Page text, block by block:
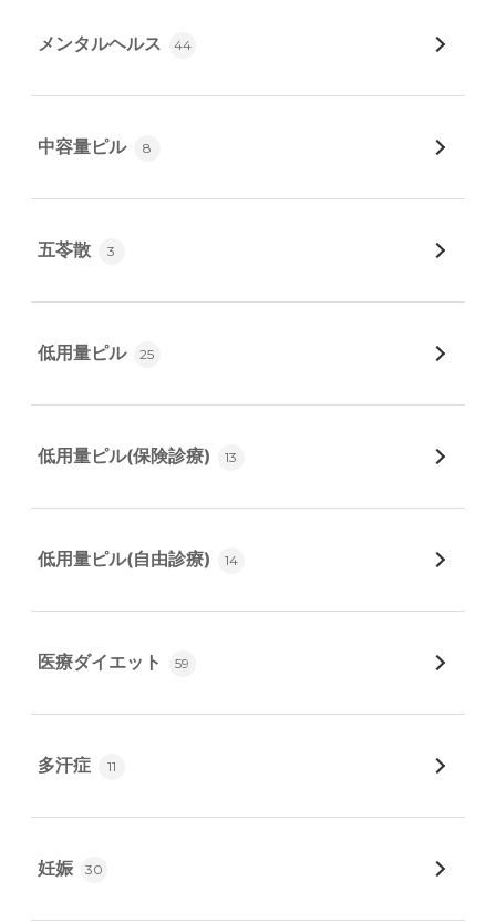
メンタルヘルス 44
中容量ピル 8
五苓散 3
低用量ピル 25
低用量ピル(保険診療) 13
低用量ピル(自由診療) 14
医療ダイエット 59
多汗症 11
妊娠 30